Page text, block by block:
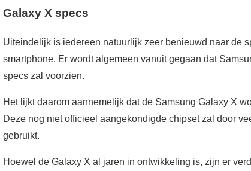
Galaxy X specs
Uiteindelijk is iedereen natuurlijk zeer benieuwd naar de
smartphone. Er wordt algemeen vanuit gegaan dat
specs zal voorzien.
Het lijkt daarom aannemelijk dat de Samsung Galaxy X
Deze nog niet officieel aangekondigde chipset zal door
gebruikt.
Hoewel de Galaxy X al jaren in ontwikkeling is, zijn er